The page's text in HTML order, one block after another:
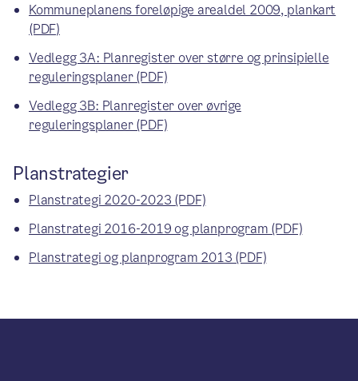
Kommuneplanens foreløpige arealdel 2009, plankart
(PDF)
Vedlegg 3A: Planregister over større og prinsipielle
reguleringsplaner (PDF)
Vedlegg 3B: Planregister over øvrige
reguleringsplaner (PDF)
Planstrategier
Planstrategi 2020-2023 (PDF)
Planstrategi 2016-2019 og planprogram (PDF)
Planstrategi og planprogram 2013 (PDF)